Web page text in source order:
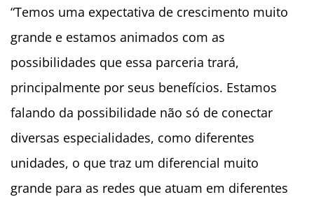
“Temos uma expectativa de crescimento muito
grande e estamos animados com as
possibilidades que essa parceria trará,
principalmente por seus benefícios. Estamos
falando da possibilidade não só de conectar
diversas especialidades, como diferentes
unidades, o que traz um diferencial muito
grande para as redes que atuam em diferentes